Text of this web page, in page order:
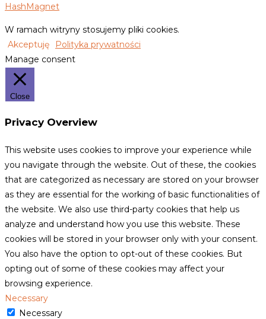
HashMagnet
W ramach witryny stosujemy pliki cookies.
Akceptuję
Polityka prywatności
Manage consent
Close
Privacy Overview
This website uses cookies to improve your experience while
you navigate through the website. Out of these, the cookies
that are categorized as necessary are stored on your browser
as they are essential for the working of basic functionalities of
the website. We also use third-party cookies that help us
analyze and understand how you use this website. These
cookies will be stored in your browser only with your consent.
You also have the option to opt-out of these cookies. But
opting out of some of these cookies may affect your
browsing experience.
Necessary
Necessary